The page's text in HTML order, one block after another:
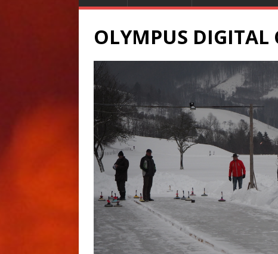
OLYMPUS DIGITAL